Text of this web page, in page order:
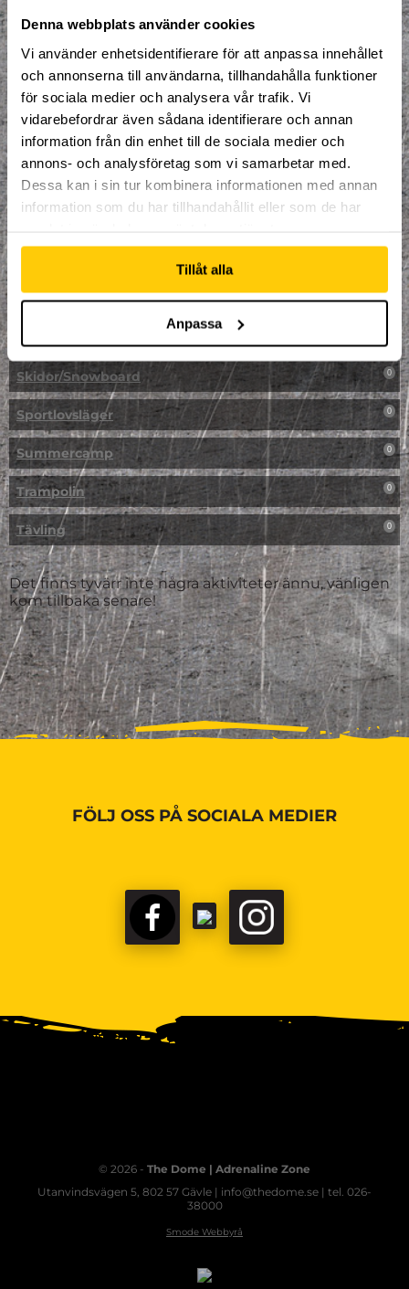
Denna webbplats använder cookies
Vi använder enhetsidentifierare för att anpassa innehållet
och annonserna till användarna, tillhandahålla funktioner
för sociala medier och analysera vår trafik. Vi
vidarebefordrar även sådana identifierare och annan
information från din enhet till de sociala medier och
annons- och analysföretag som vi samarbetar med.
Dessa kan i sin tur kombinera informationen med annan
information som du har tillhandahållit eller som de har
Tillåt alla
Anpassa
Klättring
LAN
Multisport
Mässa
NPF-Träning
Påsklovsläger
Skidor/Snowboard 0
Sportlovsläger 0
Summercamp 0
Trampolin 0
Tävling 0
Det finns tyvärr inte några aktiviteter ännu, vänligen
kom tillbaka senare!
FÖLJ OSS PÅ SOCIALA MEDIER
© 2026 - The Dome | Adrenaline Zone
Utanvindsvägen 5, 802 57 Gävle | info@thedome.se | tel. 026-
38000
Smode Webbyrå